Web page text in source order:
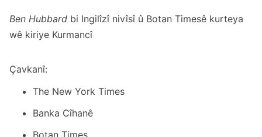
Ben Hubbard bi Ingilîzî nivîsî û Botan Timesê kurteya
wê kiriye Kurmancî
Çavkanî:
The New York Times
Banka Cîhanê
Botan Times